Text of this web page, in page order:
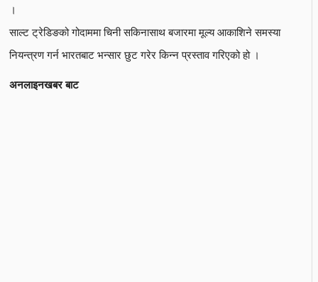
।
साल्ट ट्रेडिङको गोदाममा चिनी सकिनासाथ बजारमा मूल्य आकाशिने समस्या
नियन्त्रण गर्न भारतबाट भन्सार छुट गरेर किन्न प्रस्ताव गरिएको हो ।
अनलाइनखबर बाट